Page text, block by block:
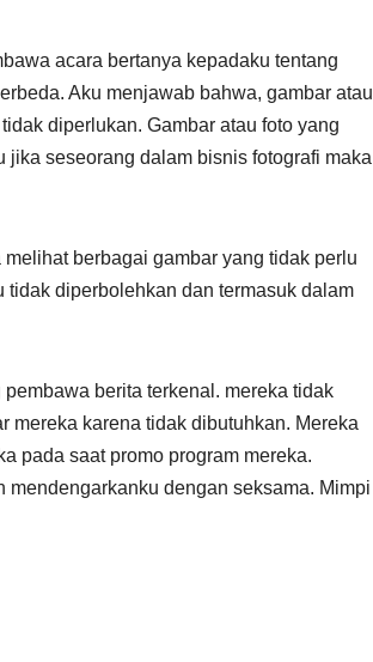
acara bertanya kepadaku tentang
Aku menjawab bahwa, gambar atau
diperlukan. Gambar atau foto yang
seseorang dalam bisnis fotografi maka
berbagai gambar yang tidak perlu
diperbolehkan dan termasuk dalam
berita terkenal. mereka tidak
mereka karena tidak dibutuhkan. Mereka
pada saat promo program mereka.
dengan seksama. Mimpi